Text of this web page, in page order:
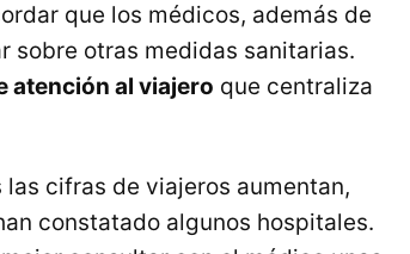
que los médicos, además de
sobre otras medidas sanitarias.
atención al viajero que centraliza
cifras de viajeros aumentan,
constatado algunos hospitales.